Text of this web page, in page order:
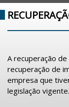
A recuperação
recuperação de
empresa que
legislação vigente.